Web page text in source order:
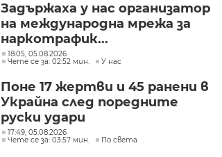
Задържаха у нас организатор
на международна мрежа за
наркотрафик...
18:05, 05.08.2026
Чете се за: 02:52 мин.
У нас
Поне 17 жертви и 45 ранени в
Украйна след поредните
руски удари
17:49, 05.08.2026
Чете се за: 03:57 мин.
По света